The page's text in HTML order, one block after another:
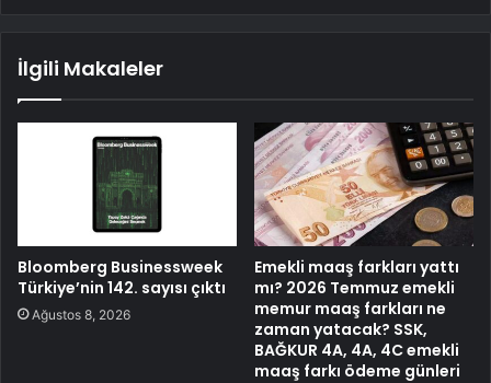
İlgili Makaleler
Bloomberg Businessweek
Türkiye’nin 142. sayısı çıktı
Ağustos 8, 2026
Emekli maaş farkları yattı
mı? 2026 Temmuz emekli
memur maaş farkları ne
zaman yatacak? SSK,
BAĞKUR 4A, 4A, 4C emekli
maaş farkı ödeme günleri